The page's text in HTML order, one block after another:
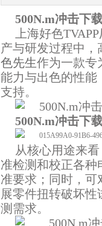
500N.m冲击下
上海好色
产与研发过程中
色先生作为一款专
能力与出色的性能
支持。
500N.m冲击下
从核心用途来看
准检测和校正各种
准要求；同时
展零件扭转破坏性
测需求。